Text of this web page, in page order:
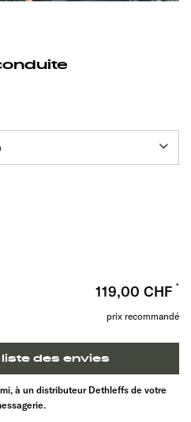
119,00 CHF
prix recommandé
liste des envies
à un distributeur Dethleffs de votre